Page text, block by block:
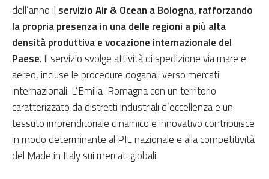
dell’anno il servizio Air & Ocean a Bologna, rafforzando
la propria presenza in una delle regioni a più alta
densità produttiva e vocazione internazionale del
Paese. Il servizio svolge attività di spedizione via mare e
aereo, incluse le procedure doganali verso mercati
internazionali. L’Emilia-Romagna con un territorio
caratterizzato da distretti industriali d’eccellenza e un
tessuto imprenditoriale dinamico e innovativo contribuisce
in modo determinante al PIL nazionale e alla competitività
del Made in Italy sui mercati globali.